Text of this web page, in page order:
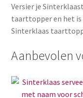
Versier je
taarttopper en het is
Sinterklaas
Aanbevolen